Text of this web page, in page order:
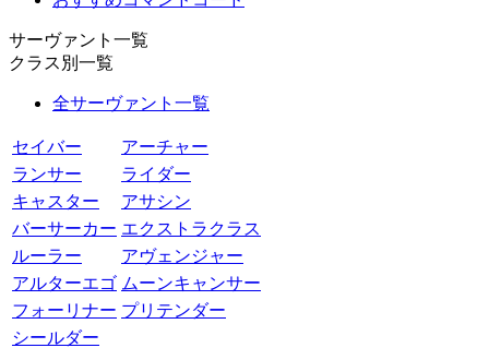
サーヴァント一覧
クラス別一覧
全サーヴァント一覧
セイバー
アーチャー
ランサー
ライダー
キャスター
アサシン
バーサーカー エクストラクラス
ルーラー
アヴェンジャー
アルターエゴ ムーンキャンサー
フォーリナー プリテンダー
シールダー